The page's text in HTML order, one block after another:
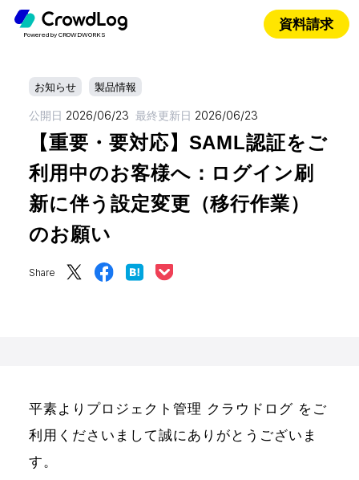
Powered by CROWDWORKS
資料請求
お知らせ 製品情報
公開日 2026/06/23 最終更新日 2026/06/23
【重要・要対応】SAML認証をご
利用中のお客様へ：ログイン刷
新に伴う設定変更（移行作業）
のお願い
Share
平素よりプロジェクト管理 クラウドログ をご
利用くださいまして誠にありがとうございま
す。